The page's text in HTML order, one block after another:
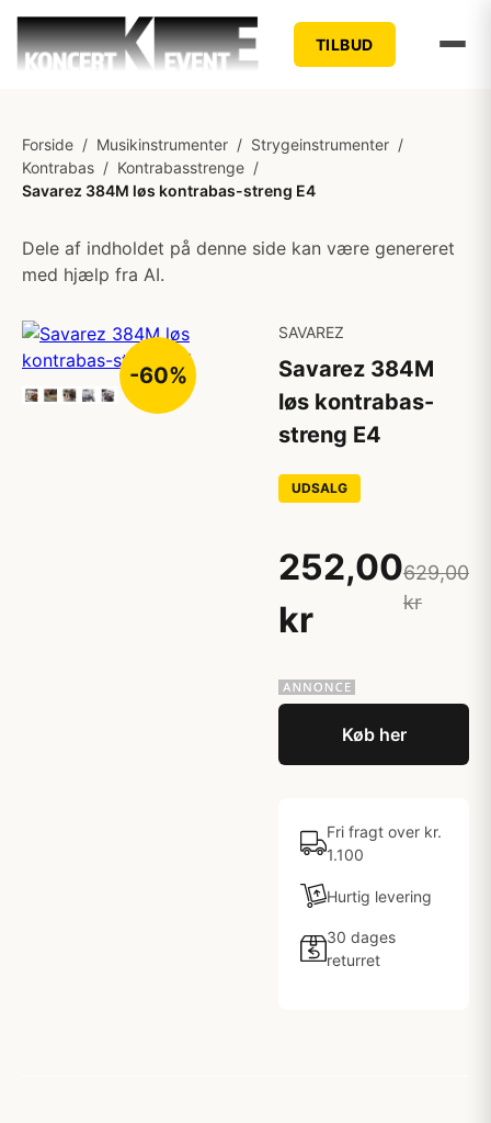
TILBUD
Forside / Musikinstrumenter / Strygeinstrumenter /
Kontrabas / Kontrabasstrenge /
Savarez 384M løs kontrabas-streng E4
Dele af indholdet på denne side kan være genereret
med hjælp fra AI.
-60%
SAVAREZ
Savarez 384M
løs kontrabas-
streng E4
UDSALG
252,00
kr
629,00
kr
Køb her
Fri fragt over kr.
1.100
Hurtig levering
30 dages
returret